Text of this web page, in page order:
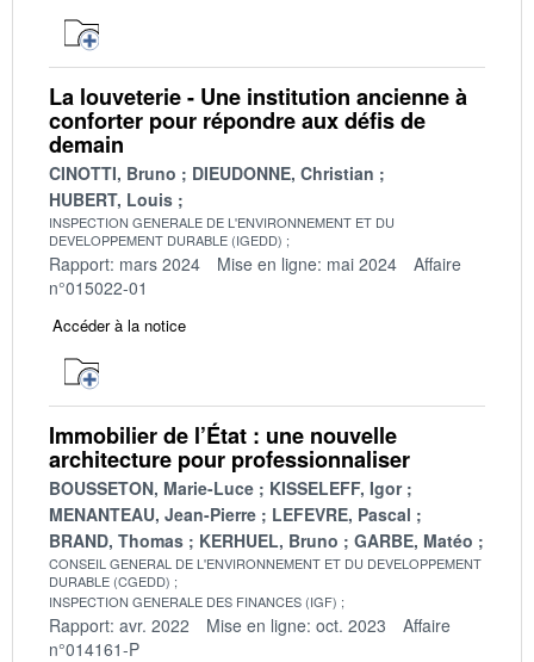
La louveterie - Une institution ancienne à
conforter pour répondre aux défis de
demain
CINOTTI, Bruno
DIEUDONNE, Christian
HUBERT, Louis
INSPECTION GENERALE DE L'ENVIRONNEMENT ET DU
DEVELOPPEMENT DURABLE (IGEDD)
Rapport: mars 2024 Mise en ligne: mai 2024
Affaire
n°015022-01
Accéder à la notice
Immobilier de l’État : une nouvelle
architecture pour professionnaliser
BOUSSETON, Marie-Luce
KISSELEFF, Igor
MENANTEAU, Jean-Pierre
LEFEVRE, Pascal
BRAND, Thomas
KERHUEL, Bruno GARBE, Matéo
CONSEIL GENERAL DE L'ENVIRONNEMENT ET DU DEVELOPPEMENT
DURABLE (CGEDD)
INSPECTION GENERALE DES FINANCES (IGF)
Rapport: avr. 2022 Mise en ligne: oct. 2023
Affaire
n°014161-P